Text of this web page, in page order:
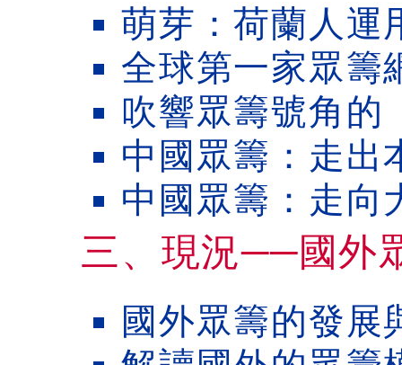
萌芽：荷蘭人運
全球第一家眾籌
吹響眾籌號角的
中國眾籌：走出
中國眾籌：走向
三、現況──國外
國外眾籌的發展